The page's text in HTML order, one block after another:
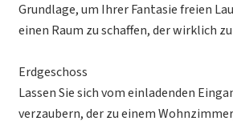
Grundlage, um Ihrer Fantasie freien
einen Raum zu schaffen, der wirklich
Erdgeschoss
Lassen Sie sich vom einladenden
verzaubern, der zu einem